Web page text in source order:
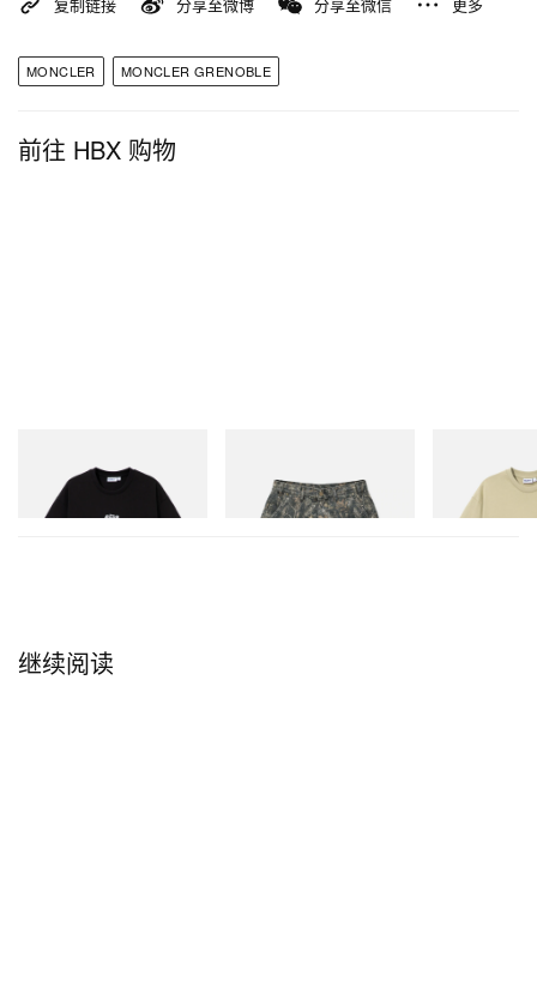
MONCLER MONCLER GRENOBLE
前往 HBX 购物
Vexed Tee
立刻购入
立刻购入
Terrain Tee
立刻购入
继续阅读